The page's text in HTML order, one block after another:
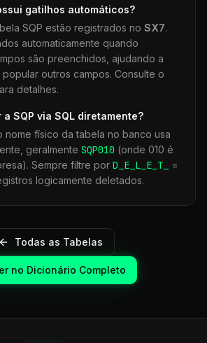
gatilhos automáticos?
SQP estão registrados no SX7.
automaticamente quando
são preenchidos, ajudando a
outros campos. Consulte o
detalhes.
a SQP via SQL diretamente?
nome físico da tabela no banco usa
geralmente SQP010 (onde 010 é
Sempre filtre por D_E_L_E_T_
=
logicamente deletados.
Todas as Tabelas
no Dicionário Completo